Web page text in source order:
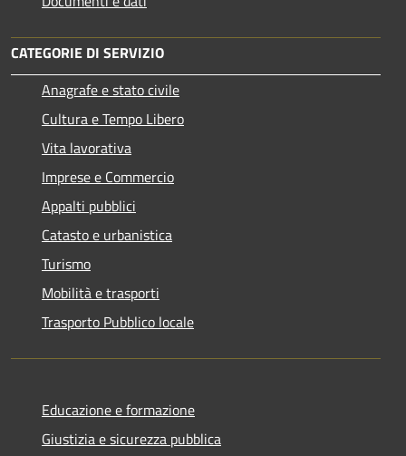
CATEGORIE DI SERVIZIO
Anagrafe e stato civile
Cultura e Tempo Libero
Vita lavorativa
Imprese e Commercio
Appalti pubblici
Catasto e urbanistica
Turismo
Mobilità e trasporti
Trasporto Pubblico locale
Educazione e formazione
Giustizia e sicurezza pubblica